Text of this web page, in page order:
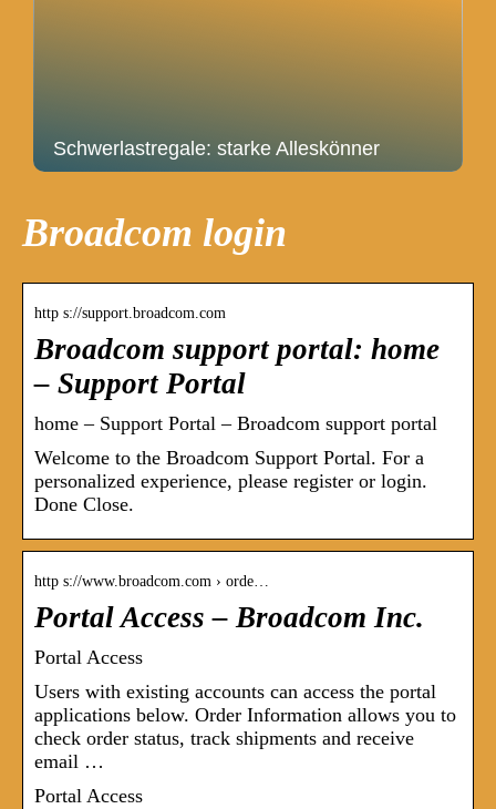
Schwerlastregale: starke Alleskönner
Broadcom login
http s://support.broadcom.com
Broadcom support portal: home
– Support Portal
home – Support Portal – Broadcom support portal
Welcome to the Broadcom Support Portal. For a
personalized experience, please register or login.
Done Close.
http s://www.broadcom.com › orde…
Portal Access – Broadcom Inc.
Portal Access
Users with existing accounts can access the portal
applications below. Order Information allows you to
check order status, track shipments and receive
email …
Portal Access